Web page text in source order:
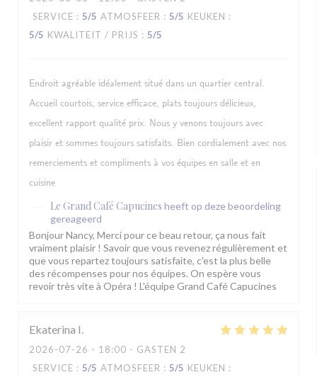
SERVICE : 5/5 ATMOSFEER : 5/5 KEUKEN :
5/5 KWALITEIT / PRIJS : 5/5
Endroit agréable idéalement situé dans un quartier central.
Accueil courtois, service efficace, plats toujours délicieux,
excellent rapport qualité prix. Nous y venons toujours avec
plaisir et sommes toujours satisfaits. Bien cordialement avec nos
remerciements et compliments à vos équipes en salle et en
cuisine
Le Grand Café Capucines heeft op deze beoordeling
gereageerd
Bonjour Nancy, Merci pour ce beau retour, ça nous fait
vraiment plaisir ! Savoir que vous revenez régulièrement et
que vous repartez toujours satisfaite, c'est la plus belle
des récompenses pour nos équipes. On espère vous
revoir très vite à Opéra ! L'équipe Grand Café Capucines
Ekaterina I
2026-07-26 - 18:00 - GASTEN 2
SERVICE : 5/5 ATMOSFEER : 5/5 KEUKEN :